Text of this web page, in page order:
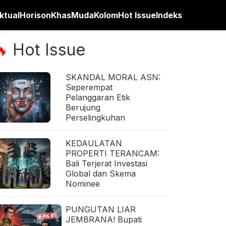
HorisonKhasMudaKolomHot IssueIndeks
Hot Issue
SKANDAL MORAL ASN:
Seperempat
Pelanggaran Etik
Berujung
Perselingkuhan
KEDAULATAN
PROPERTI TERANCAM:
Bali Terjerat Investasi
Global dan Skema
Nominee
PUNGUTAN LIAR
JEMBRANA! Bupati